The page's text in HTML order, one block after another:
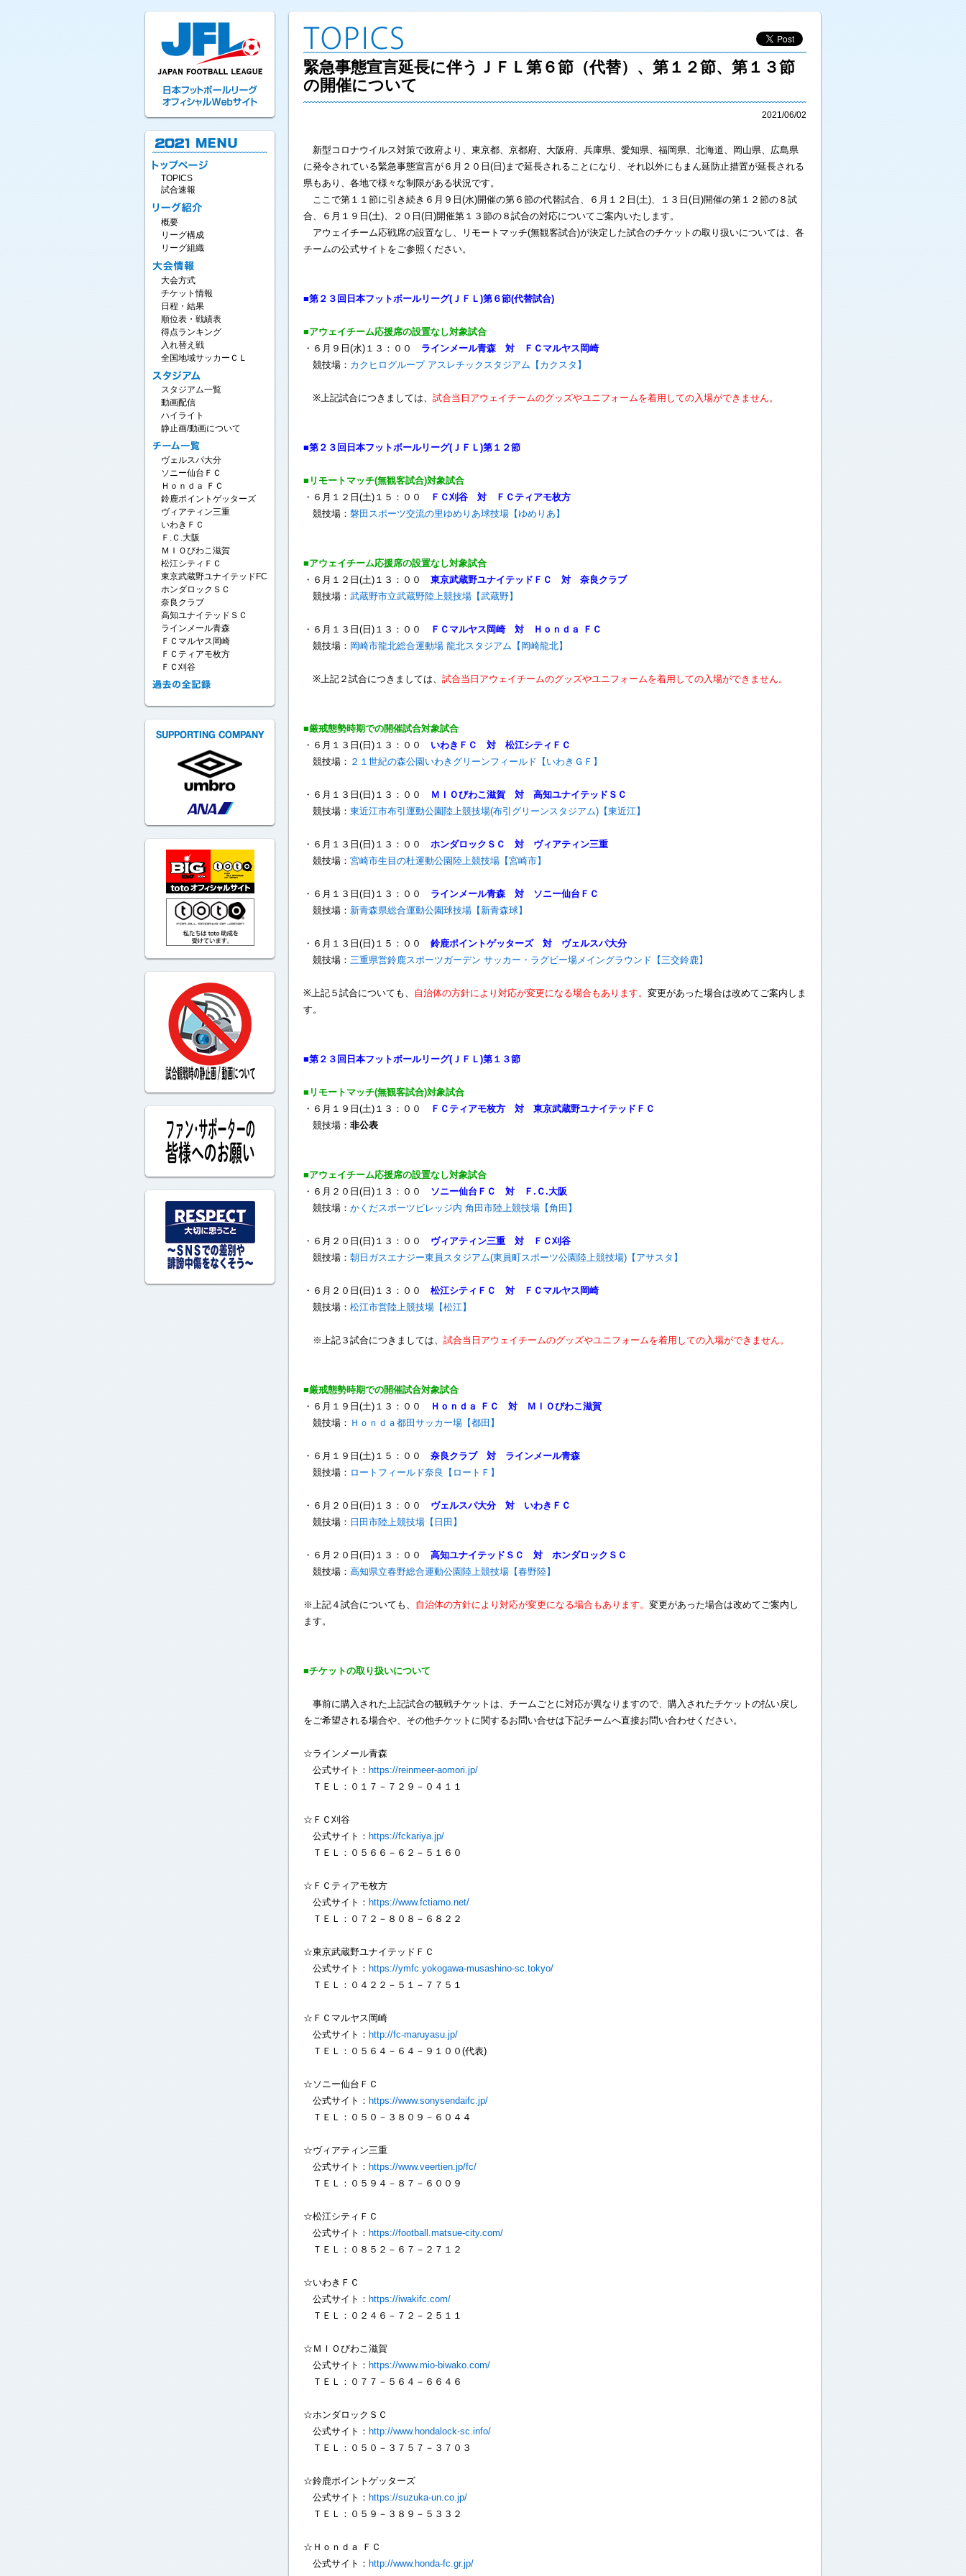
緊急事態宣言延長に伴うＪＦＬ第６節（代替）、第１２節、第１３節
の開催について
2021/06/02
新型コロナウイルス対策で政府より、東京都、京都府、大阪府、兵庫県、愛知県、福岡県、北海道、岡山県、広島県
に発令されている緊急事態宣言が６月２０日(日)まで延長されることになり、それ以外にもまん延防止措置が延長される
県もあり、各地で様々な制限がある状況です。
ここで第１１節に引き続き６月９日(水)開催の第６節の代替試合、６月１２日(土)、１３日(日)開催の第１２節の８試
合、６月１９日(土)、２０日(日)開催第１３節の８試合の対応についてご案内いたします。
アウェイチーム応戦席の設置なし、リモートマッチ(無観客試合)が決定した試合のチケットの取り扱いについては、各
チームの公式サイトをご参照ください。
■第２３回日本フットボールリーグ(ＪＦＬ)第６節(代替試合)
■アウェイチーム応援席の設置なし対象試合
・６月９日(水)１３：００ ラインメール青森 対 ＦＣマルヤス岡崎
競技場： カクヒログループ アスレチックスタジアム【カクスタ】
※上記試合につきましては、 試合当日アウェイチームのグッズやユニフォームを着用しての入場ができません。
■第２３回日本フットボールリーグ(ＪＦＬ)第１２節
■リモートマッチ(無観客試合)対象試合
・６月１２日(土)１５：００
ＦＣ刈谷 対 ＦＣティアモ枚方
競技場： 磐田スポーツ交流の里ゆめりあ球技場【ゆめりあ】
■アウェイチーム応援席の設置なし対象試合
・６月１２日(土)１３：００ 東京武蔵野ユナイテッドＦＣ 対 奈良クラブ
競技場： 武蔵野市立武蔵野陸上競技場【武蔵野】
・６月１３日(日)１３：００
ＦＣマルヤス岡崎 対 Ｈｏｎｄａ ＦＣ
競技場： 岡崎市龍北総合運動場 龍北スタジアム【岡崎龍北】
※上記２試合につきましては、 試合当日アウェイチームのグッズやユニフォームを着用しての入場ができません。
■厳戒態勢時期での開催試合対象試合
・６月１３日(日)１３：００ いわきＦＣ 対 松江シティＦＣ
競技場： ２１世紀の森公園いわきグリーンフィールド【いわきＧＦ】
・６月１３日(日)１３：００
ＭＩＯびわこ滋賀 対 高知ユナイテッドＳＣ
競技場： 東近江市布引運動公園陸上競技場(布引グリーンスタジアム)【東近江】
・６月１３日(日)１３：００ ホンダロックＳＣ 対 ヴィアティン三重
競技場： 宮崎市生目の杜運動公園陸上競技場【宮崎市】
・６月１３日(日)１３：００ ラインメール青森 対 ソニー仙台ＦＣ
競技場： 新青森県総合運動公園球技場【新青森球】
・６月１３日(日)１５：００ 鈴鹿ポイントゲッターズ 対 ヴェルスパ大分
競技場： 三重県営鈴鹿スポーツガーデン サッカー・ラグビー場メイングラウンド【三交鈴鹿】
※上記５試合についても、 自治体の方針により対応が変更になる場合もあります。 変更があった場合は改めてご案内しま
す。
■第２３回日本フットボールリーグ(ＪＦＬ)第１３節
■リモートマッチ(無観客試合)対象試合
・６月１９日(土)１３：００
ＦＣティアモ枚方 対 東京武蔵野ユナイテッドＦＣ
競技場： 非公表
■アウェイチーム応援席の設置なし対象試合
・６月２０日(日)１３：００ ソニー仙台ＦＣ 対 Ｆ.Ｃ.大阪
競技場： かくだスポーツビレッジ内 角田市陸上競技場【角田】
・６月２０日(日)１３：００ ヴィアティン三重 対 ＦＣ刈谷
競技場： 朝日ガスエナジー東員スタジアム(東員町スポーツ公園陸上競技場)【アサスタ】
・６月２０日(日)１３：００ 松江シティＦＣ 対 ＦＣマルヤス岡崎
競技場： 松江市営陸上競技場【松江】
※上記３試合につきましては、 試合当日アウェイチームのグッズやユニフォームを着用しての入場ができません。
■厳戒態勢時期での開催試合対象試合
・６月１９日(土)１３：００
Ｈｏｎｄａ ＦＣ 対 ＭＩＯびわこ滋賀
競技場： Ｈｏｎｄａ都田サッカー場【都田】
・６月１９日(土)１５：００ 奈良クラブ 対 ラインメール青森
競技場： ロートフィールド奈良【ロートＦ】
・６月２０日(日)１３：００ ヴェルスパ大分 対 いわきＦＣ
競技場： 日田市陸上競技場【日田】
・６月２０日(日)１３：００ 高知ユナイテッドＳＣ 対 ホンダロックＳＣ
競技場： 高知県立春野総合運動公園陸上競技場【春野陸】
※上記４試合についても、 自治体の方針により対応が変更になる場合もあります。 変更があった場合は改めてご案内し
ます。
■チケットの取り扱いについて
事前に購入された上記試合の観戦チケットは、チームごとに対応が異なりますので、購入されたチケットの払い戻し
をご希望される場合や、その他チケットに関するお問い合せは下記チームへ直接お問い合わせください。
☆ラインメール青森
公式サイト： https://reinmeer-aomori.jp/
ＴＥＬ：０１７－７２９－０４１１
☆ＦＣ刈谷
公式サイト： https://fckariya.jp/
ＴＥＬ：０５６６－６２－５１６０
☆ＦＣティアモ枚方
公式サイト： https://www.fctiamo.net/
ＴＥＬ：０７２－８０８－６８２２
☆東京武蔵野ユナイテッドＦＣ
公式サイト： https://ymfc.yokogawa-musashino-sc.tokyo/
ＴＥＬ：０４２２－５１－７７５１
☆ＦＣマルヤス岡崎
公式サイト： http://fc-maruyasu.jp/
ＴＥＬ：０５６４－６４－９１００(代表)
☆ソニー仙台ＦＣ
公式サイト： https://www.sonysendaifc.jp/
ＴＥＬ：０５０－３８０９－６０４４
☆ヴィアティン三重
公式サイト： https://www.veertien.jp/fc/
ＴＥＬ：０５９４－８７－６００９
☆松江シティＦＣ
公式サイト： https://football.matsue-city.com/
ＴＥＬ：０８５２－６７－２７１２
☆いわきＦＣ
公式サイト： https://iwakifc.com/
ＴＥＬ：０２４６－７２－２５１１
☆ＭＩＯびわこ滋賀
公式サイト： https://www.mio-biwako.com/
ＴＥＬ：０７７－５６４－６６４６
☆ホンダロックＳＣ
公式サイト： http://www.hondalock-sc.info/
ＴＥＬ：０５０－３７５７－３７０３
☆鈴鹿ポイントゲッターズ
公式サイト： https://suzuka-un.co.jp/
ＴＥＬ：０５９－３８９－５３３２
☆Ｈｏｎｄａ ＦＣ
公式サイト： http://www.honda-fc.gr.jp/
TOPICS
試合速報
概要
リーグ構成
リーグ組織
大会方式
チケット情報
日程・結果
順位表・戦績表
得点ランキング
入れ替え戦
全国地域サッカーＣＬ
スタジアム一覧
動画配信
ハイライト
静止画/動画について
ヴェルスパ大分
ソニー仙台ＦＣ
Ｈｏｎｄａ ＦＣ
鈴鹿ポイントゲッターズ
ヴィアティン三重
いわきＦＣ
Ｆ.Ｃ.大阪
ＭＩＯびわこ滋賀
松江シティＦＣ
東京武蔵野ユナイテッドFC
ホンダロックＳＣ
奈良クラブ
高知ユナイテッドＳＣ
ラインメール青森
ＦＣマルヤス岡崎
ＦＣティアモ枚方
ＦＣ刈谷